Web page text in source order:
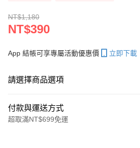
NT$1,180
NT$390
App 結帳可享專屬活動優惠價 立即下載
請選擇商品選項
付款與運送方式
超取滿NT$699免運